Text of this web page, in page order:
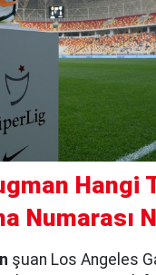
Hangi
Numarası
şuan Los Angeles